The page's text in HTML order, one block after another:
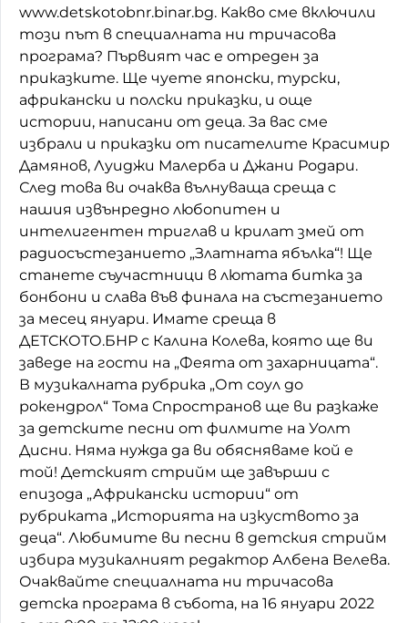
Като Айнщайн
Домашен любимец
Питаме Ви
До ре ми
www.detskotobnr.binar.bg. Какво сме включили
този път в специалната ни тричасова
програма? Първият час е отреден за
приказкитe. Ще чуете японски, турски,
африкански и полски приказки, и още
истории, написани от деца. За вас сме
избрали и приказки от писателите Красимир
Дамянов, Луиджи Малерба и Джани Родари.
След това ви очаква вълнуваща среща с
нашия извънредно любопитен и
интелигентен триглав и крилат змей от
радиосъстезанието „Златната ябълка“! Ще
станете съучастници в лютата битка за
бонбони и слава във финала на състезанието
за месец януари. Имате среща в
ДЕТСКОТО.БНР с Калина Колева, която ще ви
заведе на гости на „Феята от захарницата“.
В музикалната рубрика „От соул до
рокендрол“ Тома Спространов ще ви разкаже
за детските песни от филмите на Уолт
Дисни. Няма нужда да ви обясняваме кой е
той! Детският стрийм ще завърши с
епизода „Африкански истории“ от
рубриката „Историята на изкуството за
деца“. Любимите ви песни в детския стрийм
избира музикалният редактор Албена Велева.
Очаквайте специалната ни тричасова
детска програма в събота, на 16 януари 2022